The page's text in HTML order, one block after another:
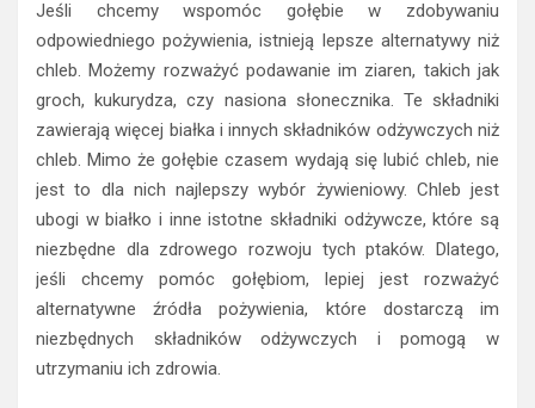
Jeśli chcemy wspomóc gołębie w zdobywaniu
odpowiedniego pożywienia, istnieją lepsze alternatywy niż
chleb. Możemy rozważyć podawanie im ziaren, takich jak
groch, kukurydza, czy nasiona słonecznika. Te składniki
zawierają więcej białka i innych składników odżywczych niż
chleb. Mimo że gołębie czasem wydają się lubić chleb, nie
jest to dla nich najlepszy wybór żywieniowy. Chleb jest
ubogi w białko i inne istotne składniki odżywcze, które są
niezbędne dla zdrowego rozwoju tych ptaków. Dlatego,
jeśli chcemy pomóc gołębiom, lepiej jest rozważyć
alternatywne źródła pożywienia, które dostarczą im
niezbędnych składników odżywczych i pomogą w
utrzymaniu ich zdrowia.